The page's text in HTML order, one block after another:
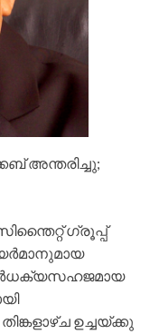
അന്തരിച്ചു;
ഗ്രൂപ്പ്
ഉച്ചയ്ക്കു